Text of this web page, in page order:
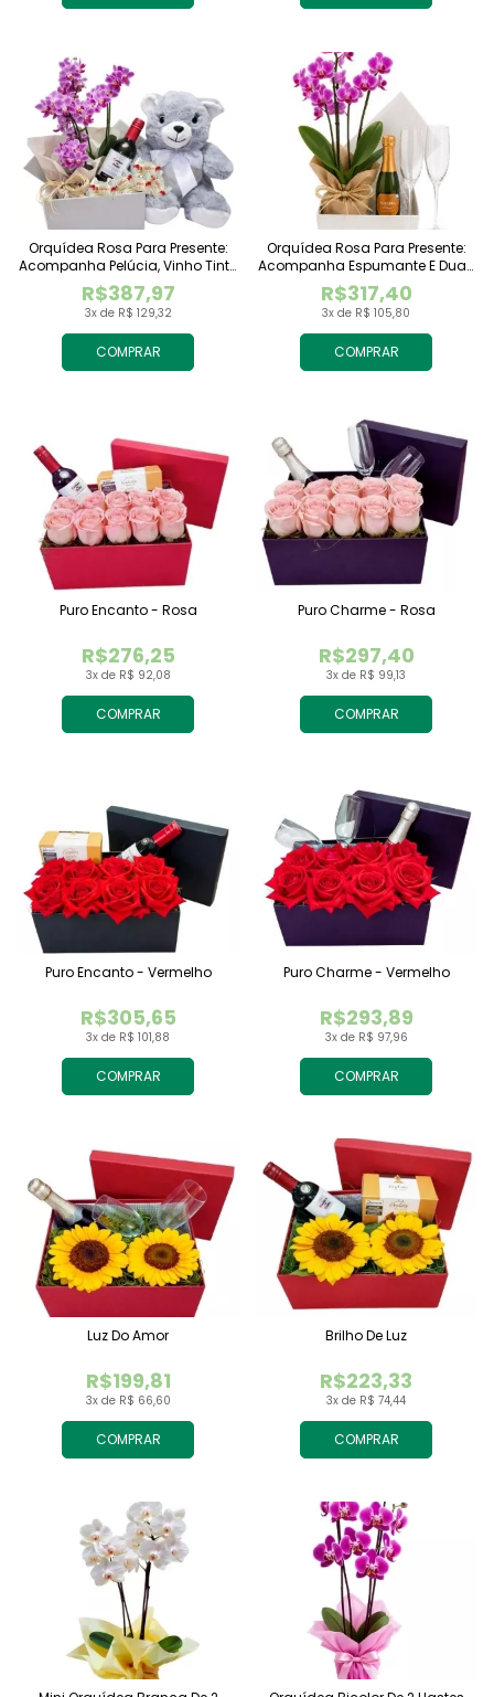
COMPRAR
3x de R$ 129,32
R$387,97
Orquídea Rosa Para Presente:
Acompanha Pelúcia, Vinho Tinto
Importado E Chocolate
Raffaello
COMPRAR
3x de R$ 105,80
R$317,40
Orquídea Rosa Para Presente:
Acompanha Espumante E Duas
Taças
COMPRAR
3x de R$ 92,08
R$276,25
Puro Encanto - Rosa
COMPRAR
3x de R$ 99,13
R$297,40
Puro Charme - Rosa
COMPRAR
3x de R$ 101,88
R$305,65
Puro Encanto - Vermelho
COMPRAR
3x de R$ 97,96
R$293,89
Puro Charme - Vermelho
COMPRAR
3x de R$ 66,60
R$199,81
Luz Do Amor
COMPRAR
3x de R$ 74,44
R$223,33
Brilho De Luz